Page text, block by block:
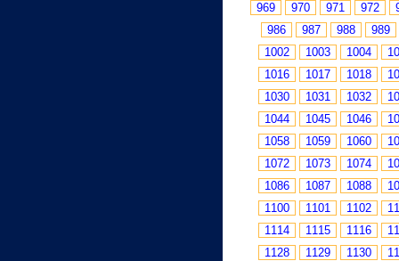
969
970 971 972
986
987 988
989
1002
1003 1004
1016
1017 1018
1030
1031 1032
1044
1045 1046
1058
1059 1060
1072
1073 1074
1086
1087 1088
1100
1101 1102
1114
1115 1116
1128
1129 1130